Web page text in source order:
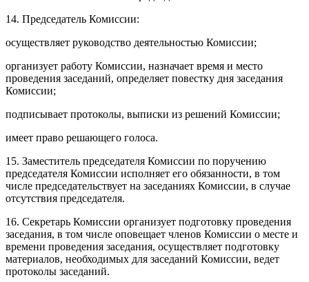
14. Председатель Комиссии:
осуществляет руководство деятельностью Комиссии;
организует работу Комиссии, назначает время и место
проведения заседаний, определяет повестку дня заседания
Комиссии;
подписывает протоколы, выписки из решений Комиссии;
имеет право решающего голоса.
15. Заместитель председателя Комиссии по поручению
председателя Комиссии исполняет его обязанности, в том
числе председательствует на заседаниях Комиссии, в случае
отсутствия председателя.
16. Секретарь Комиссии организует подготовку проведения
заседания, в том числе оповещает членов Комиссии о месте и
времени проведения заседания, осуществляет подготовку
материалов, необходимых для заседаний Комиссии, ведет
протоколы заседаний.